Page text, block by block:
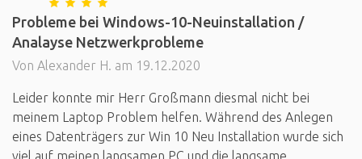
Probleme bei Windows-10-Neuinstallation /
Analayse Netzwerkprobleme
Von Alexander H. am 19.12.2020
Leider konnte mir Herr Großmann diesmal nicht bei
meinem Laptop Problem helfen. Während des Anlegen
eines Datenträgers zur Win 10 Neu Installation wurde sich
viel auf meinen langsamen PC und die langsame